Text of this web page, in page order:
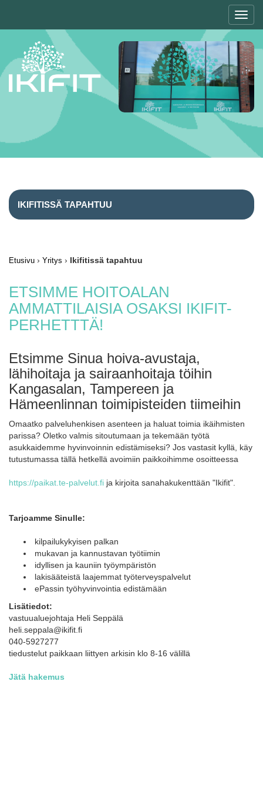
IKIFITISSÄ TAPAHTUU
Etusivu › Yritys › Ikifitissä tapahtuu
ETSIMME HOITOALAN
AMMATTILAISIA OSAKSI IKIFIT-
PERHETTTÄ!
Etsimme Sinua hoiva-avustaja,
lähihoitaja ja sairaanhoitaja töihin
Kangasalan, Tampereen ja
Hämeenlinnan toimipisteiden tiimeihin
Omaatko palveluhenkisen asenteen ja haluat toimia ikäihmisten
parissa? Oletko valmis sitoutumaan ja tekemään työtä
asukkaidemme hyvinvoinnin edistämiseksi? Jos vastasit kyllä, käy
tutustumassa tällä hetkellä avoimiin paikkoihimme osoitteessa
https://paikat.te-palvelut.fi ja kirjoita sanahakukenttään "Ikifit".
Tarjoamme Sinulle:
kilpailukykyisen palkan
mukavan ja kannustavan työtiimin
idyllisen ja kauniin työympäristön
lakisääteistä laajemmat työterveyspalvelut
ePassin työhyvinvointia edistämään
Lisätiedot:
vastuualuejohtaja Heli Seppälä
heli.seppala@ikifit.fi
040-5927277
tiedustelut paikkaan liittyen arkisin klo 8-16 välillä
Jätä hakemus